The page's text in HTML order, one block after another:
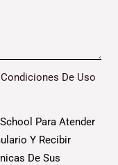
De Uso
Para Atender
Y Recibir
De Sus